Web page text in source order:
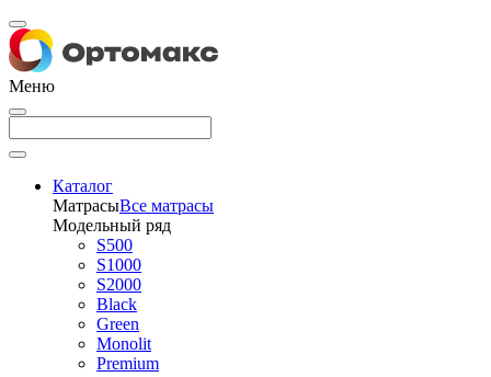
Меню
Каталог
МатрасыВсе матрасы
Модельный ряд
S500
S1000
S2000
Black
Green
Monolit
Premium